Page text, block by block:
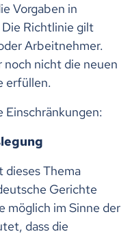
Vorgaben in
Richtlinie gilt
Arbeitnehmer.
nicht die neuen
erfüllen.
Einschränkungen:
dieses Thema
Gerichte
möglich im Sinne der
dass die